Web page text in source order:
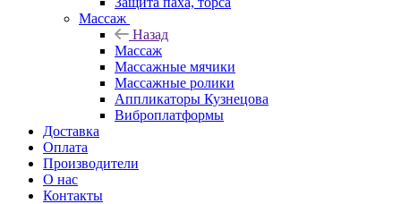
Массаж
Назад
Массаж
Массажные мячики
Массажные ролики
Аппликаторы Кузнецова
Виброплатформы
Доставка
Оплата
Производители
О нас
Контакты